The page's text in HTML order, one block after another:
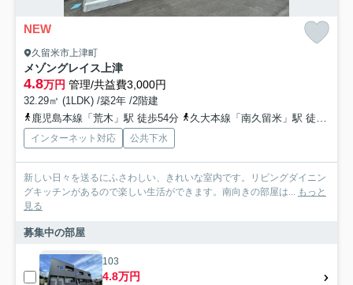
NEW
久留米市上津町
メゾングレイス上津
4.8万円 管理/共益費3,000円
32.29㎡ (1LDK) /築2年 /2階建
鹿児島本線「荒木」駅 徒歩54分
久大本線「南久留米」駅 徒歩50分
インターネット対応 公共下水
新しい日々を送るにふさわしい、きれいな室内です。リビングダイニン
グキッチンがあるので楽しい生活ができます。南向きの部屋は... もっと
見る
募集中の部屋
103
4.8万円